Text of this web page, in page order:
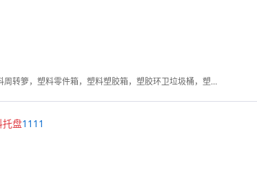
塑料卡板，乔丰塑胶箱，塑料周转箩，塑料零件箱，塑料塑胶箱，塑胶环卫垃圾桶，塑料防潮板，塑料垫板
托盘1111